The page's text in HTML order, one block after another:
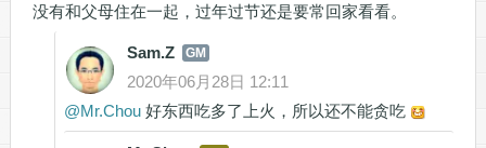
没有和父母住在一起，过年过节还是要常回家看看。
Sam.Z GM
2020年06月28日 12:11
@Mr.Chou好东西吃多了上火，所以还不能贪吃